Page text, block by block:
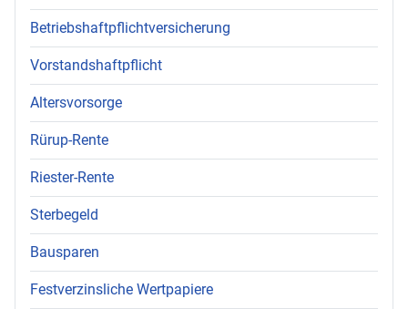
Betriebshaftpflichtversicherung
Vorstandshaftpflicht
Altersvorsorge
Rürup-Rente
Riester-Rente
Sterbegeld
Bausparen
Festverzinsliche Wertpapiere